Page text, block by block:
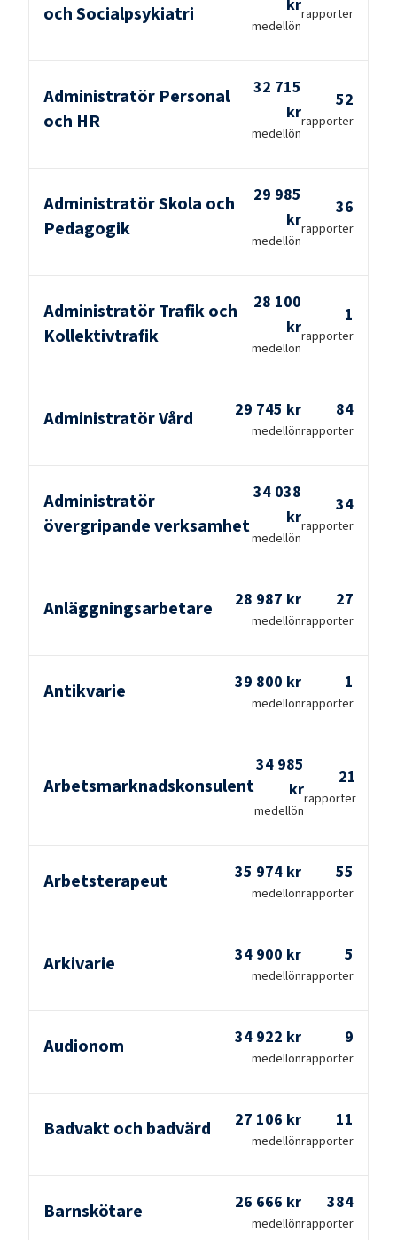
och Socialpsykiatri
kr
medellön
rapporter
Administratör Personal
och HR
32 715
kr
medellön
52
rapporter
Administratör Skola och
Pedagogik
29 985
kr
medellön
36
rapporter
Administratör Trafik och
Kollektivtrafik
28 100
kr
medellön
1
rapporter
Administratör Vård 29 745 kr
medellön
84
rapporter
Administratör
övergripande verksamhet
34 038
kr
medellön
34
rapporter
Anläggningsarbetare 28 987 kr
medellön
27
rapporter
Antikvarie 39 800 kr
medellön
1
rapporter
Arbetsmarknadskonsulent
34 985
kr
medellön
21
rapporter
Arbetsterapeut 35 974 kr
medellön
55
rapporter
Arkivarie 34 900 kr
medellön
5
rapporter
Audionom 34 922 kr
medellön
9
rapporter
Badvakt och badvärd 27 106 kr
medellön
11
rapporter
Barnskötare 26 666 kr
medellön
384
rapporter